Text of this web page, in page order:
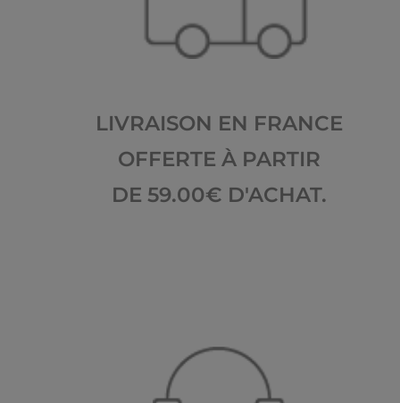
LIVRAISON EN FRANCE
OFFERTE À PARTIR
DE 59.00€ D'ACHAT.